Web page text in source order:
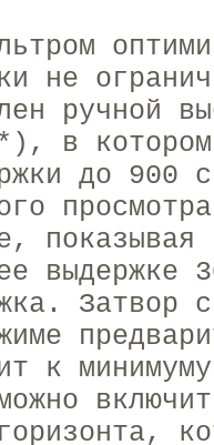
не
ручной
в
до 900
показывая
выдержке
Затвор
к